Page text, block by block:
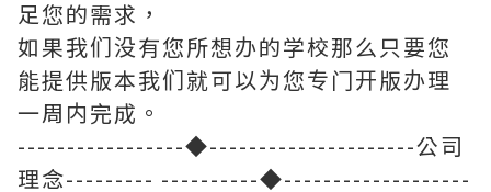
足您的需求，
如果我们没有您所想办的学校那么只要您
能提供版本我们就可以为您专门开版办理
一周内完成。
-----------------◆---------------------公司
理念--------- ----------◆-------------------